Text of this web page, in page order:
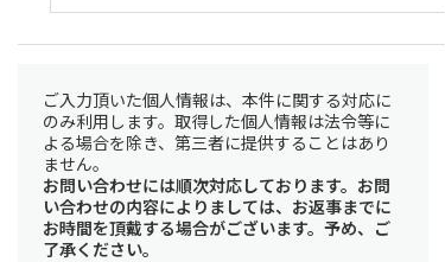
ご入力頂いた個人情報は、本件に関する対応に
のみ利用します。取得した個人情報は法令等に
よる場合を除き、第三者に提供することはあり
ません。
お問い合わせには順次対応しております。お問
い合わせの内容によりましては、お返事までに
お時間を頂戴する場合がございます。予め、ご
了承ください。